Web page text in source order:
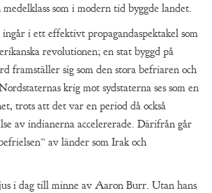
som i modern tid byggde landet.
i ett effektivt propagandaspektakel som
revolutionen; en stat byggd på
framställer sig som den stora befriaren och
krig mot sydstaterna ses som en
trots att det var en period då också
av indianerna accelererade. Därifrån går
av länder som Irak och
i dag till minne av Aaron Burr. Utan hans